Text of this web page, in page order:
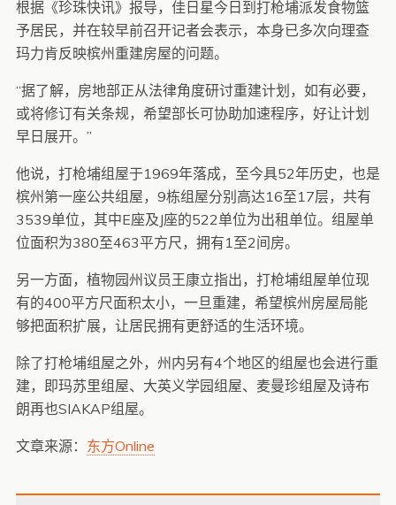
根据《珍珠快讯》报导，佳日星今日到打枪埔派发食物篮
予居民，并在较早前召开记者会表示，本身已多次向理查
玛力肯反映槟州重建房屋的问题。
“据了解，房地部正从法律角度研讨重建计划，如有必要，
或将修订有关条规，希望部长可协助加速程序，好让计划
早日展开。”
他说，打枪埔组屋于1969年落成，至今具52年历史，也是
槟州第一座公共组屋，9栋组屋分别高达16至17层，共有
3539单位，其中E座及J座的522单位为出租单位。组屋单
位面积为380至463平方尺，拥有1至2间房。
另一方面，植物园州议员王康立指出，打枪埔组屋单位现
有的400平方尺面积太小，一旦重建，希望槟州房屋局能
够把面积扩展，让居民拥有更舒适的生活环境。
除了打枪埔组屋之外，州内另有4个地区的组屋也会进行重
建，即玛苏里组屋、大英义学园组屋、麦曼珍组屋及诗布
朗再也SIAKAP组屋。
文章来源： 东方Online